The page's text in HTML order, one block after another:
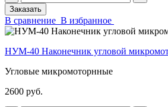
Заказать
В сравнение В избранное
НУМ-40 Наконечник угловой
Угловые микромоторнные
2600 руб.